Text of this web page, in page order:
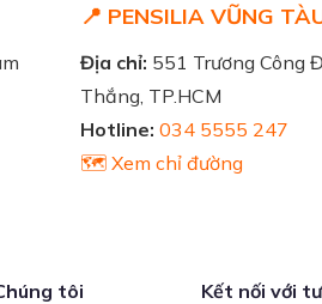
📍 PENSILIA VŨNG
Địa chỉ: 551 Trương Công
Thắng, TP.HCM
Hotline: 034 5555 247
🗺️ Xem chỉ đường
tôi Kết nối với